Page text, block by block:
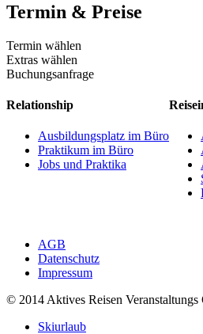
Termin & Preise
Termin wählen
Extras wählen
Buchungsanfrage
Relationship
Ausbildungsplatz im Büro
Praktikum im Büro
Jobs und Praktika
AGB
Datenschutz
Impressum
© 2014 Aktives Reisen Veranstaltungs
Skiurlaub